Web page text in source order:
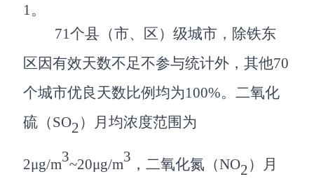
1。
71个县（市、区）级城市 ，除铁东
区因有效天数不足不参与统计外，其他70
个城市优良天数比例均为100%。二氧化
硫（SO2）月均浓度范围为
2μg/m3~20μg/m3 ，二氧化氮（NO2）月